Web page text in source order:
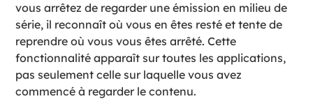
vous arrêtez de regarder une émission en milieu de
série, il reconnaît où vous en êtes resté et tente de
reprendre où vous vous êtes arrêté. Cette
fonctionnalité apparaît sur toutes les applications,
pas seulement celle sur laquelle vous avez
commencé à regarder le contenu.